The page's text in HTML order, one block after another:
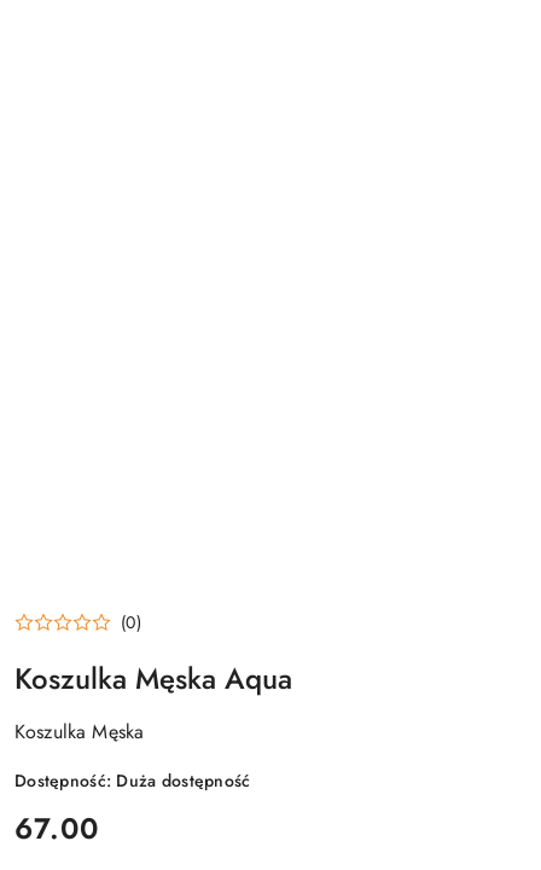
(0)
Koszulka Męska Aqua
Koszulka Męska
Dostępność: Duża dostępność
cena:
67.00